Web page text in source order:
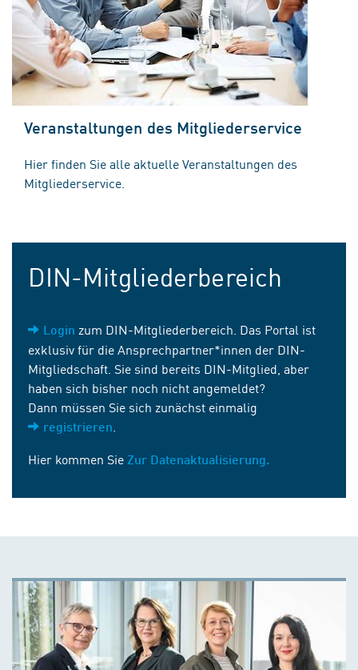
Veranstaltungen des Mitgliederservice
Hier finden Sie alle aktuelle Veranstaltungen des
Mitgliederservice.
DIN-Mitgliederbereich
Login zum DIN-Mitgliederbereich. Das Portal ist
exklusiv für die Ansprechpartner*innen der DIN-
Mitgliedschaft. Sie sind bereits DIN-Mitglied, aber
haben sich bisher noch nicht angemeldet?
Dann müssen Sie sich zunächst einmalig
registrieren
Hier kommen Sie Zur Datenaktualisierung.